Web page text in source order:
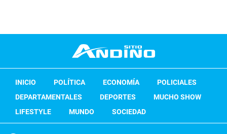
INICIO POLÍTICA ECONOMÍA
POLICIALES
DEPARTAMENTALES
DEPORTES
MUCHO SHOW
LIFESTYLE
MUNDO SOCIEDAD